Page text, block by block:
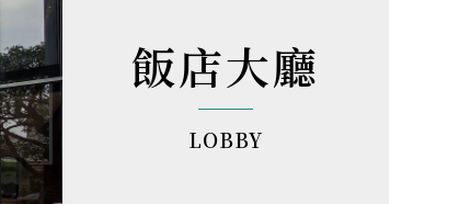
飯店大廳
LOBBY